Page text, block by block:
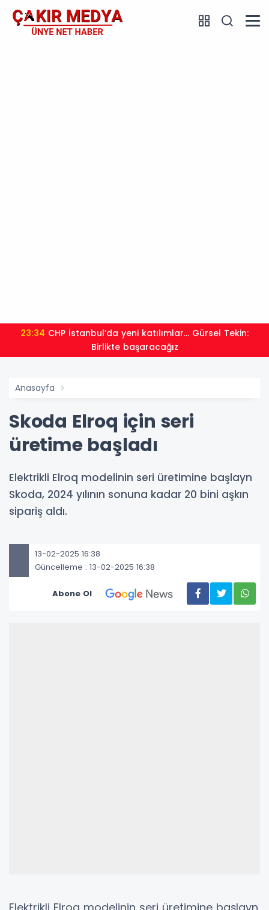
23:34
Birlikte başaracağız
Anasayfa
Skoda Elroq için seri
üretime başladı
Elektrikli Elroq modelinin seri üretimine başlayn
Skoda, 2024 yılının sonuna kadar 20 bini aşkın
sipariş aldı.
13-02-2025 16:38
Güncelleme : 13-02-2025 16:38
Abone Ol